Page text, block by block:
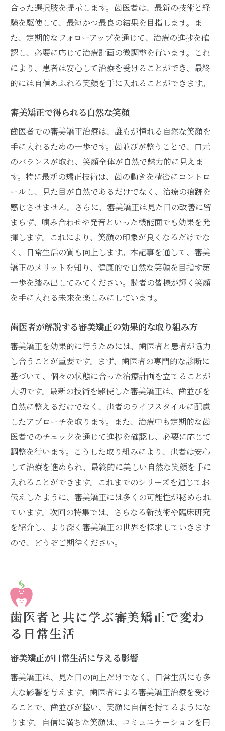
合った選択肢を提示します。歯医者は、最新の技術と経
験を駆使して、最短かつ最良の結果を目指します。ま
た、定期的なフォローアップを通じて、治療の進捗を確
認し、必要に応じて治療計画の微調整を行います。これ
により、患者は安心して治療を受けることができ、最終
的には自信あふれる笑顔を手に入れることができます。
審美矯正で得られる自然な笑顔
歯医者での審美矯正治療は、誰もが憧れる自然な笑顔を
手に入れるための一歩です。歯並びが整うことで、口元
のバランスが取れ、笑顔全体が自然で魅力的に見えま
す。特に最新の矯正技術は、歯の動きを精密にコントロ
ールし、見た目が自然であるだけでなく、治療の痕跡を
感じさせません。さらに、審美矯正は見た目の改善に留
まらず、噛み合わせや発音といった機能面でも効果を発
揮します。これにより、笑顔の印象が良くなるだけでな
く、日常生活の質も向上します。本記事を通して、審美
矯正のメリットを知り、健康的で自然な笑顔を目指す第
一歩を踏み出してみてください。読者の皆様が輝く笑顔
を手に入れる未来を楽しみにしています。
歯医者が解説する審美矯正の効果的な取り組み方
審美矯正を効果的に行うためには、歯医者と患者が協力
し合うことが重要です。まず、歯医者の専門的な診断に
基づいて、個々の状態に合った治療計画を立てることが
大切です。最新の技術を駆使した審美矯正は、歯並びを
自然に整えるだけでなく、患者のライフスタイルに配慮
したアプローチを取ります。また、治療中も定期的な歯
医者でのチェックを通じて進捗を確認し、必要に応じて
調整を行います。こうした取り組みにより、患者は安心
して治療を進められ、最終的に美しい自然な笑顔を手に
入れることができます。これまでのシリーズを通じてお
伝えしたように、審美矯正には多くの可能性が秘められ
ています。次回の特集では、さらなる新技術や臨床研究
を紹介し、より深く審美矯正の世界を探求していきます
ので、どうぞご期待ください。
歯医者と共に学ぶ審美矯正で変わ
る日常生活
審美矯正が日常生活に与える影響
審美矯正は、見た目の向上だけでなく、日常生活にも多
大な影響を与えます。歯医者による審美矯正治療を受け
ることで、歯並びが整い、笑顔に自信を持てるようにな
ります。自信に満ちた笑顔は、コミュニケーションを円